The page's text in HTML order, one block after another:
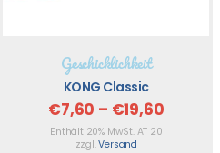
Geschicklichkeit
KONG Classic
€7,60 – €19,60
Enthält 20% MwSt. AT 20
zzgl.Versand